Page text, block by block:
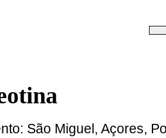
São Miguel, Açores,